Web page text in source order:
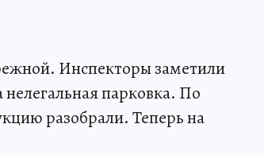
Инспекторы заметили
парковка. По
разобрали. Теперь на